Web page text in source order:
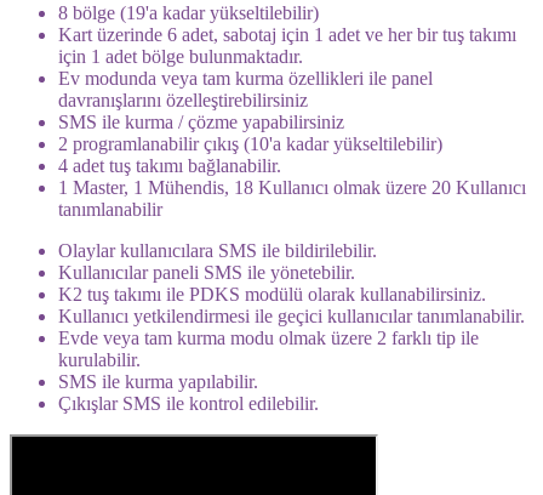
8 bölge (19'a kadar yükseltilebilir)
Kart üzerinde 6 adet, sabotaj için 1 adet ve her bir tuş takımı
için 1 adet bölge bulunmaktadır.
Ev modunda veya tam kurma özellikleri ile panel
davranışlarını özelleştirebilirsiniz
SMS ile kurma / çözme yapabilirsiniz
2 programlanabilir çıkış (10'a kadar yükseltilebilir)
4 adet tuş takımı bağlanabilir.
1 Master, 1 Mühendis, 18 Kullanıcı olmak üzere 20 Kullanıcı
tanımlanabilir
Olaylar kullanıcılara SMS ile bildirilebilir.
Kullanıcılar paneli SMS ile yönetebilir.
K2 tuş takımı ile PDKS modülü olarak kullanabilirsiniz.
Kullanıcı yetkilendirmesi ile geçici kullanıcılar tanımlanabilir.
Evde veya tam kurma modu olmak üzere 2 farklı tip ile
kurulabilir.
SMS ile kurma yapılabilir.
Çıkışlar SMS ile kontrol edilebilir.